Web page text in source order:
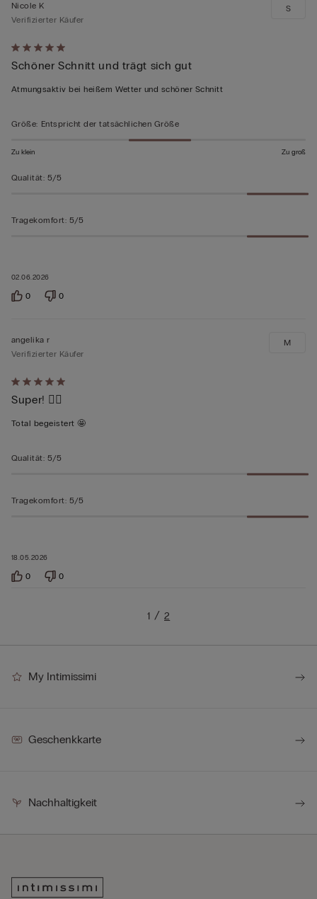
Mit
5
von
bewertet
02.06.2026
Nicole K
Verifizierter Käufer
Schöner Schnitt und trägt sich gut
Atmungsaktiv bei heißem Wetter und schöner Schnitt
S
Größe: Entspricht der tatsächlichen Größe
Zu klein Zu groß
Qualität: 5/5
Tragekomfort: 5/5
0 0
Mit
5
von
bewertet
18.05.2026
angelika r
Verifizierter Käufer
Super! 👍🏻
Total begeistert 🤩
M
Qualität: 5/5
Tragekomfort: 5/5
0 0
1 2
My Intimissimi
Geschenkkarte
Nachhaltigkeit